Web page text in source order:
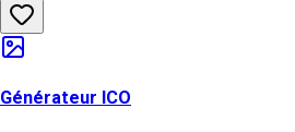
Générateur ICO